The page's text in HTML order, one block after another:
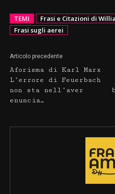
TEMI
Frasi e Citazioni di
Frasi sugli aerei
Articolo precedente
Aforisma di Karl Marx
L’errore di Feuerbach
non sta nell’aver
enuncia…